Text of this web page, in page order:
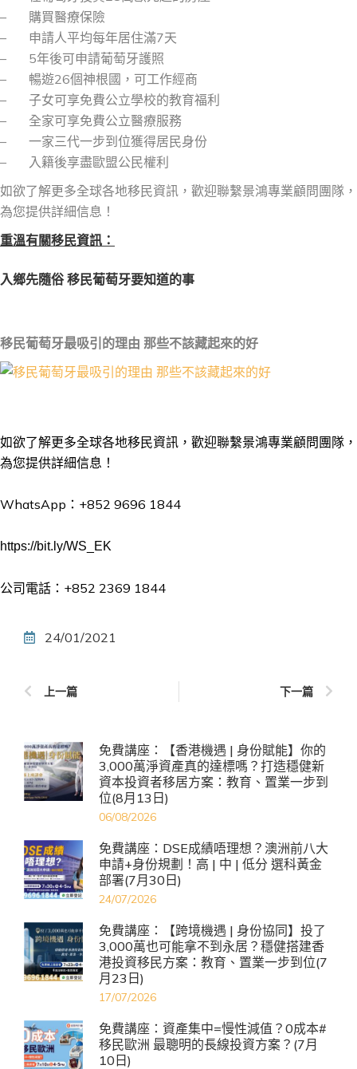
– 購買醫療保險
– 申請人平均每年居住滿7天
– 5年後可申請葡萄牙護照
– 暢遊26個神根國，可工作經商
– 子女可享免費公立學校的教育福利
– 全家可享免費公立醫療服務
– 一家三代一步到位獲得居民身份
– 入籍後享盡歐盟公民權利
如欲了解更多全球各地移民資訊，歡迎聯繫景鴻專業顧問團隊，
為您提供詳細信息！
重溫有關移民資訊：
入鄉先隨俗 移民葡萄牙要知道的事
移民葡萄牙最吸引的理由 那些不該藏起來的好
如欲了解更多全球各地移民資訊，歡迎聯繫景鴻專業顧問團隊，
為您提供詳細信息！
WhatsApp：+852 9696 1844
https://bit.ly/WS_EK
公司電話：+852 2369 1844
24/01/2021
上一篇 下一篇
免費講座：【香港機遇 | 身份賦能】你的
3,000萬淨資產真的達標嗎？打造穩健新
資本投資者移居方案：教育、置業一步到
位(8月13日)
06/08/2026
免費講座：DSE成績唔理想？澳洲前八大
申請+身份規劃！高 | 中 | 低分 選科黃金
部署(7月30日)
24/07/2026
免費講座：【跨境機遇 | 身份協同】投了
3,000萬也可能拿不到永居？穩健搭建香
港投資移民方案：教育、置業一步到位(7
月23日)
17/07/2026
免費講座：資產集中=慢性減值？0成本#
移民歐洲 最聰明的長線投資方案？(7月
10日)